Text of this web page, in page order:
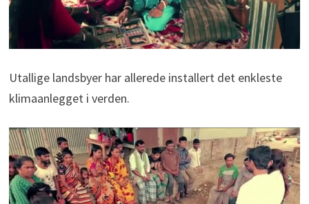
Utallige landsbyer har allerede installert det enkleste
klimaanlegget i verden.